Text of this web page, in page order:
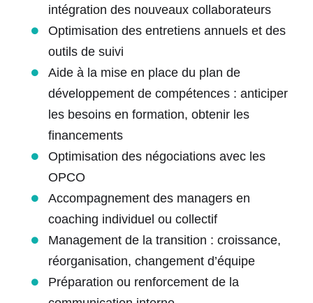
intégration des nouveaux collaborateurs
Optimisation des entretiens annuels et des
outils de suivi
Aide à la mise en place du plan de
développement de compétences : anticiper
les besoins en formation, obtenir les
financements
Optimisation des négociations avec les
OPCO
Accompagnement des managers en
coaching individuel ou collectif
Management de la transition : croissance,
réorganisation, changement d’équipe
Préparation ou renforcement de la